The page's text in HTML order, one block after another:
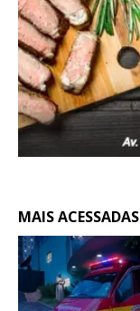
MAIS ACESSADAS